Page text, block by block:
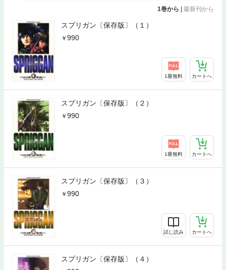
1巻から 最新刊から
スプリガン〔保存版〕（１）
990
1冊無料 カートへ
スプリガン〔保存版〕（２）
990
1冊無料 カートへ
スプリガン〔保存版〕（３）
990
試し読み カートへ
スプリガン〔保存版〕（４）